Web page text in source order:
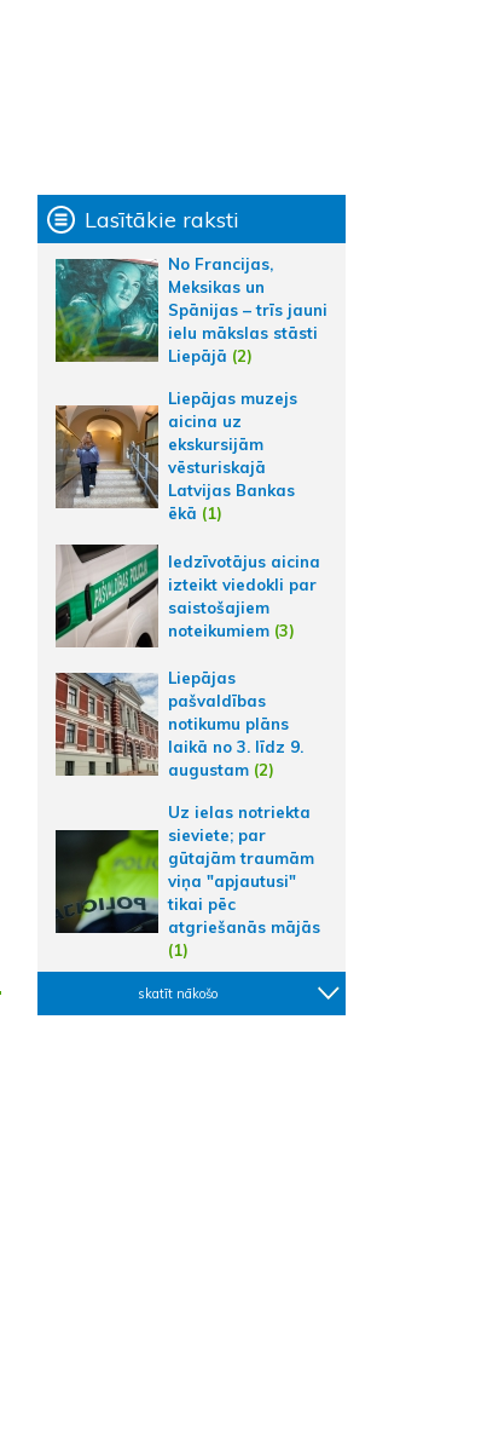
Lasītākie raksti
No Francijas,
Meksikas un
Spānijas – trīs jauni
ielu mākslas stāsti
Liepājā (2)
Liepājas muzejs
aicina uz
ekskursijām
vēsturiskajā
Latvijas Bankas
ēkā (1)
Iedzīvotājus aicina
izteikt viedokli par
saistošajiem
noteikumiem (3)
Liepājas
pašvaldības
notikumu plāns
laikā no 3. līdz 9.
augustam (2)
Uz ielas notriekta
sieviete; par
gūtajām traumām
viņa "apjautusi"
tikai pēc
atgriešanās mājās
(1)
skatīt nākošo